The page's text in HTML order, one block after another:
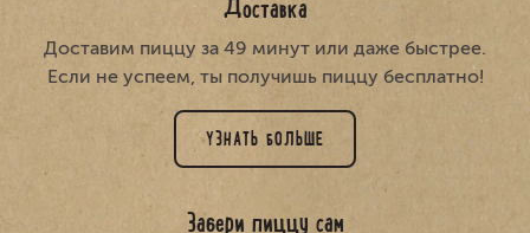
Доставка
Доставим пиццу за 49 минут или даже быстрее.
Если не успеем, ты получишь пиццу бесплатно!
УЗНАТЬ БОЛЬШЕ
Забери пиццу сам